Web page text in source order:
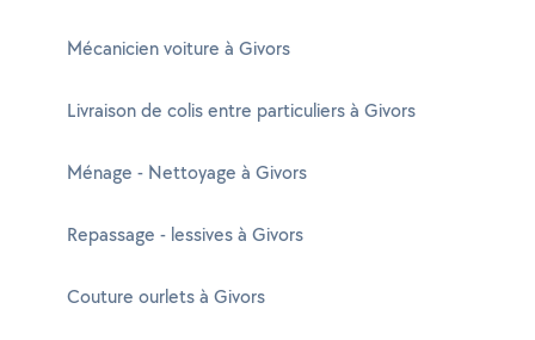
Mécanicien voiture à Givors
Livraison de colis entre particuliers à Givors
Ménage - Nettoyage à Givors
Repassage - lessives à Givors
Couture ourlets à Givors